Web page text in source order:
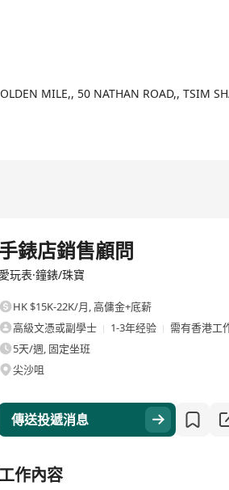
MILE,, 50 NATHAN ROAD,, TSIM
手錶店銷售顧問
愛玩表·鐘錶/珠寶
HK $15K-22K/月,高傭金+底薪
高級文憑或副學士
1-3年经验
需有香港工
5天/週, 固定坐班
尖沙咀
傳送投遞消息
工作內容